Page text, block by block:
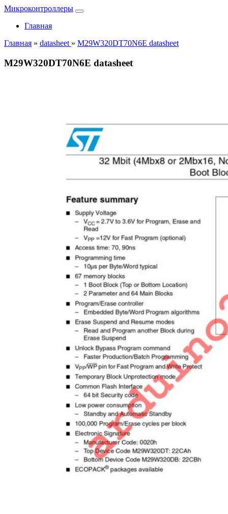
Микроконтроллеры
Главная
Главная » datasheet » M29W320DT70N6E datasheet
M29W320DT70N6E datasheet